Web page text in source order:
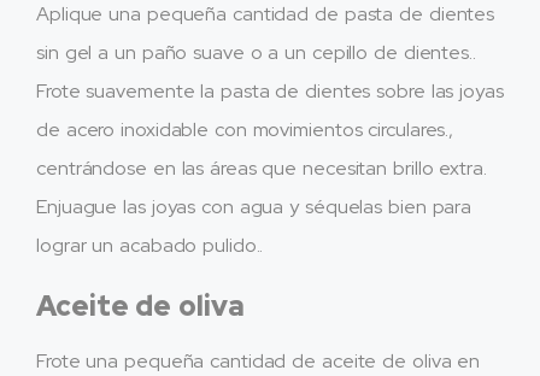
Aplique una pequeña cantidad de pasta de dientes
sin gel a un paño suave o a un cepillo de dientes..
Frote suavemente la pasta de dientes sobre las joyas
de acero inoxidable con movimientos circulares.,
centrándose en las áreas que necesitan brillo extra.
Enjuague las joyas con agua y séquelas bien para
lograr un acabado pulido..
Aceite de oliva
Frote una pequeña cantidad de aceite de oliva en